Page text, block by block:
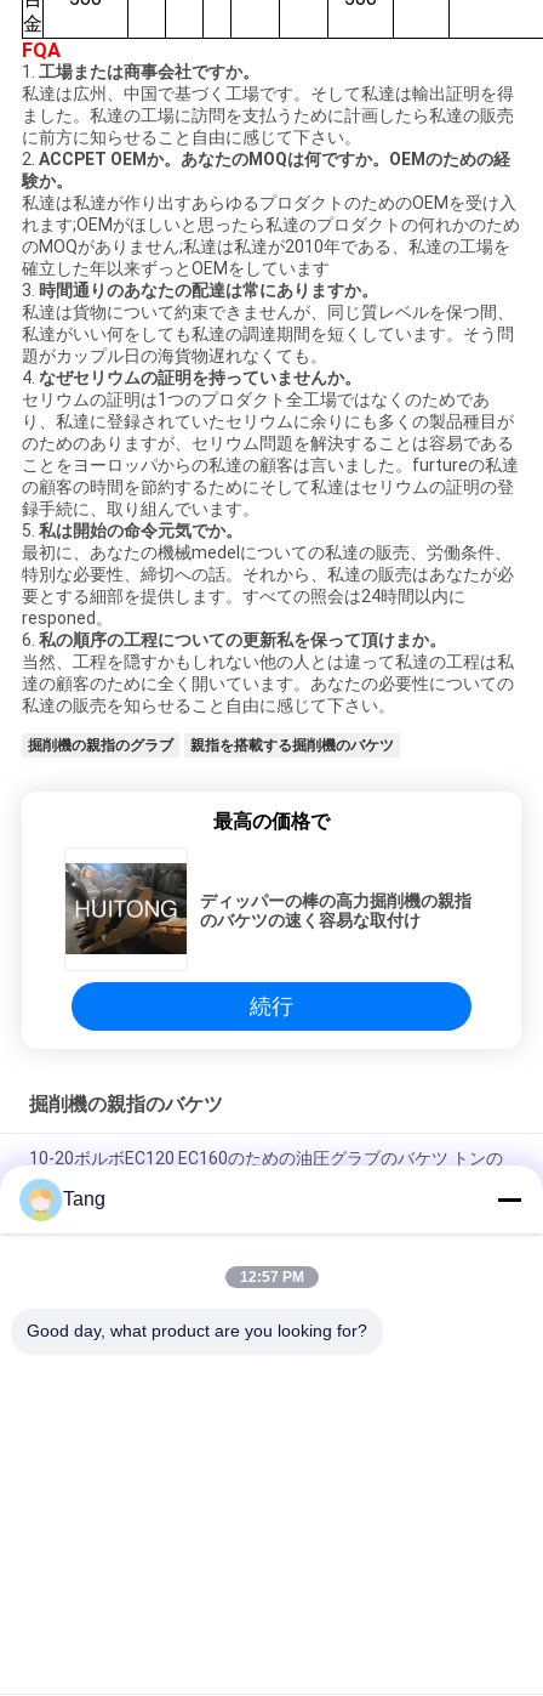
プ
ラ
イ
バ
シ
ー
規
約
金
FQA
1. 工場または商事会社ですか。
私達は広州、中国で基づく工場です。そして私達は輸出証明を得
ました。私達の工場に訪問を支払うために計画したら私達の販売
に前方に知らせること自由に感じて下さい。
2. ACCPET OEMか。あなたのMOQは何ですか。OEMのための経
験か。
私達は私達が作り出すあらゆるプロダクトのためのOEMを受け入
れます;OEMがほしいと思ったら私達のプロダクトの何れかのため
のMOQがありません;私達は私達が2010年である、私達の工場を
確立した年以来ずっとOEMをしています
3. 時間通りのあなたの配達は常にありますか。
私達は貨物について約束できませんが、同じ質レベルを保つ間、
私達がいい何をしても私達の調達期間を短くしています。そう問
題がカップル日の海貨物遅れなくても。
4. なぜセリウムの証明を持っていませんか。
セリウムの証明は1つのプロダクト全工場ではなくのためであ
り、私達に登録されていたセリウムに余りにも多くの製品種目が
のためのありますが、セリウム問題を解決することは容易である
ことをヨーロッパからの私達の顧客は言いました。furtureの私達
の顧客の時間を節約するためにそして私達はセリウムの証明の登
録手続に、取り組んでいます。
5. 私は開始の命令元気でか。
最初に、あなたの機械medelについての私達の販売、労働条件、
特別な必要性、締切への話。それから、私達の販売はあなたが必
要とする細部を提供します。すべての照会は24時間以内に
responed。
6. 私の順序の工程についての更新私を保って頂けまか。
当然、工程を隠すかもしれない他の人とは違って私達の工程は私
達の顧客のために全く開いています。あなたの必要性についての
私達の販売を知らせること自由に感じて下さい。
掘削機の親指のグラブ 親指を搭載する掘削機のバケツ
最高の価格で
ディッパーの棒の高力掘削機の親指
のバケツの速く容易な取付け
続行
掘削機の親指のバケツ
10-20ボルボEC120 EC160のための油圧グラブのバケツ トンの
掘削機の
1から100トンのPC30-7E ZE700E SY330C SK20SR-3のための油
Tang
12:57 PM
Good day, what product are you looking for?